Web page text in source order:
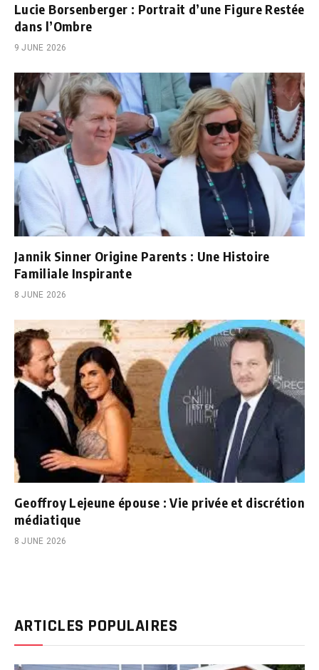
Lucie Borsenberger : Portrait d’une Figure Restée
dans l’Ombre
9 JUNE 2026
Jannik Sinner Origine Parents : Une Histoire
Familiale Inspirante
8 JUNE 2026
Geoffroy Lejeune épouse : Vie privée et discrétion
médiatique
8 JUNE 2026
ARTICLES POPULAIRES